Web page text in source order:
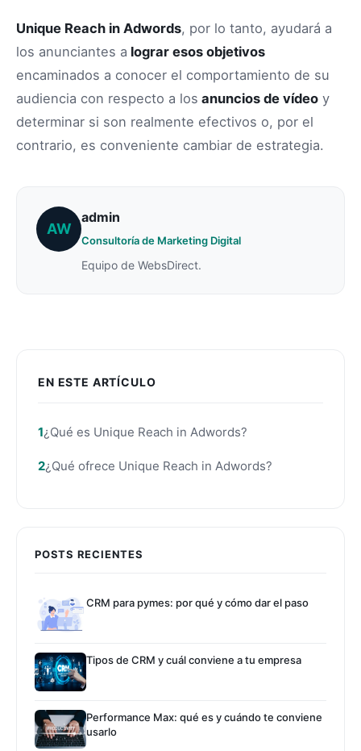
EN ESTE ARTÍCULO
¿Qué es Unique Reach in Adwords?
¿Qué ofrece Unique Reach in Adwords?
POSTS RECIENTES
CRM para pymes: por qué y cómo dar el paso
Tipos de CRM y cuál conviene a tu empresa
Performance Max: qué es y cuándo te conviene
usarlo
Unique Reach in Adwords, por lo tanto, ayudará a
los anunciantes a lograr esos objetivos
encaminados a conocer el comportamiento de su
audiencia con respecto a los anuncios de vídeo y
determinar si son realmente efectivos o, por el
contrario, es conveniente cambiar de estrategia.
AW
admin
Consultoría de Marketing Digital
Equipo de WebsDirect.